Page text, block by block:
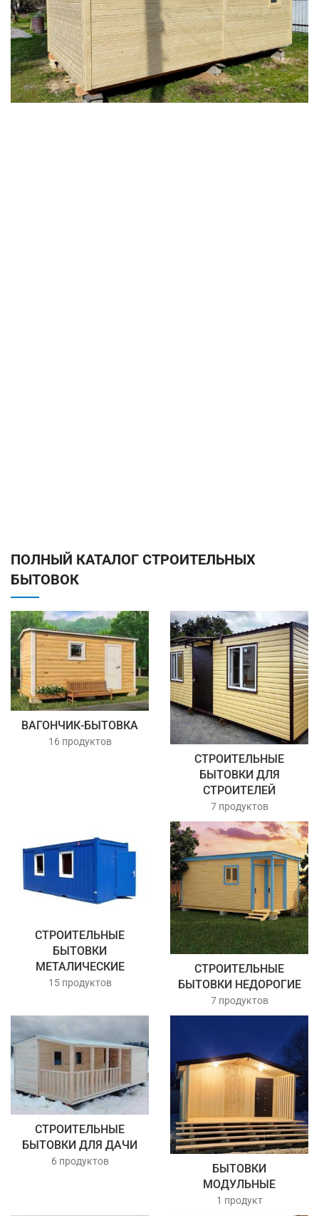
ПОЛНЫЙ КАТАЛОГ СТРОИТЕЛЬНЫХ
БЫТОВОК
ВАГОНЧИК-БЫТОВКА
16 продуктов
СТРОИТЕЛЬНЫЕ
БЫТОВКИ ДЛЯ
СТРОИТЕЛЕЙ
7 продуктов
СТРОИТЕЛЬНЫЕ
БЫТОВКИ
МЕТАЛИЧЕСКИЕ
15 продуктов
СТРОИТЕЛЬНЫЕ
БЫТОВКИ НЕДОРОГИЕ
7 продуктов
СТРОИТЕЛЬНЫЕ
БЫТОВКИ ДЛЯ ДАЧИ
6 продуктов
БЫТОВКИ
МОДУЛЬНЫЕ
1 продукт